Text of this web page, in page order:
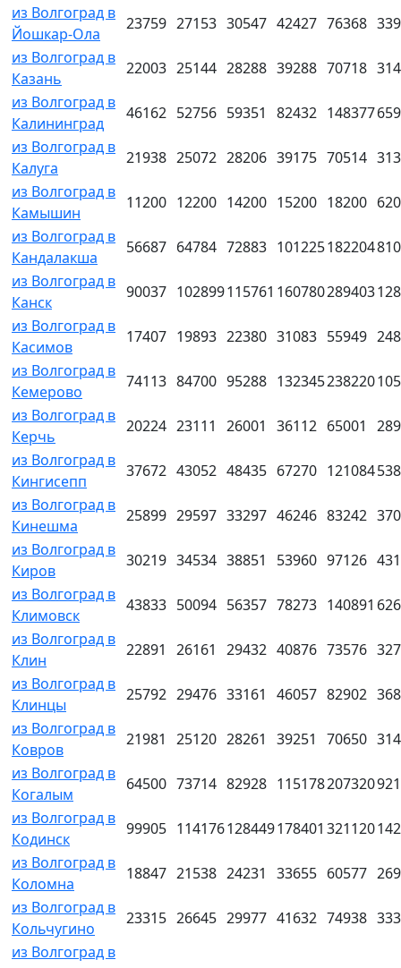
из Волгоград в
Йошкар-Ола
23759 27153 30547 42427 76368
из Волгоград в
Казань
22003 25144 28288 39288 70718
из Волгоград в
Калининград
46162 52756 59351 82432 148377
из Волгоград в
Калуга
21938 25072 28206 39175 70514
из Волгоград в
Камышин
11200 12200 14200 15200 18200
из Волгоград в
Кандалакша
56687 64784 72883 101225182204
из Волгоград в
Канск
90037 102899115761 160780289403
из Волгоград в
Касимов
17407 19893 22380 31083 55949
из Волгоград в
Кемерово
74113 84700 95288 132345238220
из Волгоград в
Керчь
20224 23111 26001 36112 65001
из Волгоград в
Кингисепп
37672 43052 48435 67270 121084
из Волгоград в
Кинешма
25899 29597 33297 46246 83242
из Волгоград в
Киров
30219 34534 38851 53960 97126
из Волгоград в
Климовск
43833 50094 56357 78273 140891
из Волгоград в
Клин
22891 26161 29432 40876 73576
из Волгоград в
Клинцы
25792 29476 33161 46057 82902
из Волгоград в
Ковров
21981 25120 28261 39251 70650
из Волгоград в
Когалым
64500 73714 82928 115178207320
из Волгоград в
Кодинск
99905 114176128449178401 321120
из Волгоград в
Коломна
18847 21538 24231 33655 60577
из Волгоград в
Кольчугино
23315 26645 29977 41632 74938
из Волгоград в